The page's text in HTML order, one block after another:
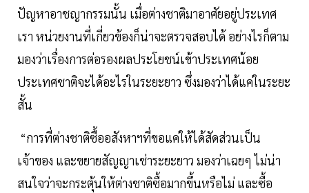
ปัญหาอาชญากรรมนั้น เมื่อต่างชาติมาอาศัยอยู่ประเทศ
เรา หน่วยงานที่เกี่ยวข้องก็น่าจะตรวจสอบได้ อย่างไรก็ตาม
มองว่าเรื่องการต่อรองผลประโยชน์เข้าประเทศน้อย
ประเทศชาติจะได้อะไรในระยะยาว ซึ่งมองว่าได้แค่ในระยะ
สั้น
“การที่ต่างชาติซื้ออสังหาฯที่ขอแค่ให้ได้สัดส่วนเป็น
เจ้าของ และขยายสัญญาเช่าระยะยาว มองว่าเฉยๆ ไม่น่า
สนใจว่าจะกระตุ้นให้ต่างชาติซื้อมากขึ้นหรือไม่ และซื้อ